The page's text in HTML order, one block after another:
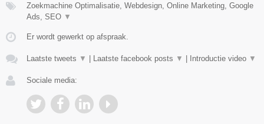
Zoekmachine Optimalisatie, Webdesign, Online Marketing, Google
Ads, SEO ▼
Er wordt gewerkt op afspraak.
Laatste tweets ▼ | Laatste facebook posts ▼ | Introductie video ▼
Sociale media: